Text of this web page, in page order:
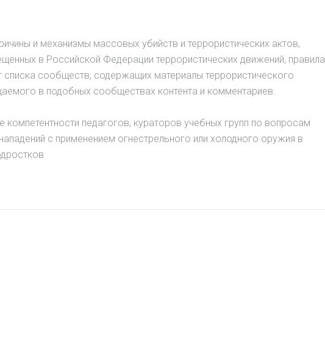
и механизмы массовых убийств и террористических актов,
в Российской Федерации террористических движений, правила
списка сообществ, содержащих материалы террористического
в подобных сообществах контента и комментариев.
педагогов, кураторов учебных групп по вопросам
с применением огнестрельного или холодного оружия в